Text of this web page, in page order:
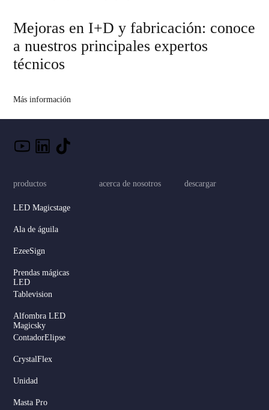
Mejoras en I+D y fabricación: conoce
a nuestros principales expertos
técnicos
Más información
productos
LED Magicstage
Ala de águila
EzeeSign
Prendas mágicas
LED
Tablevision
Alfombra LED
Magicsky
ContadorElipse
CrystalFlex
Unidad
Masta Pro
acerca de nosotros descargar